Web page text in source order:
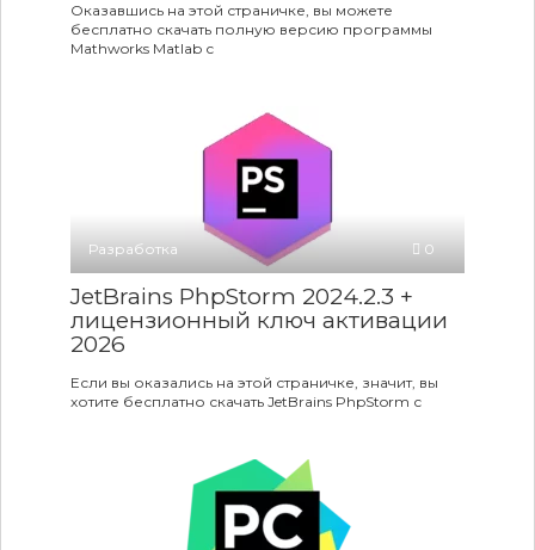
Оказавшись на этой страничке, вы можете
бесплатно скачать полную версию программы
Mathworks Matlab с
Разработка 0
JetBrains PhpStorm 2024.2.3 +
лицензионный ключ активации
2026
Если вы оказались на этой страничке, значит, вы
хотите бесплатно скачать JetBrains PhpStorm с